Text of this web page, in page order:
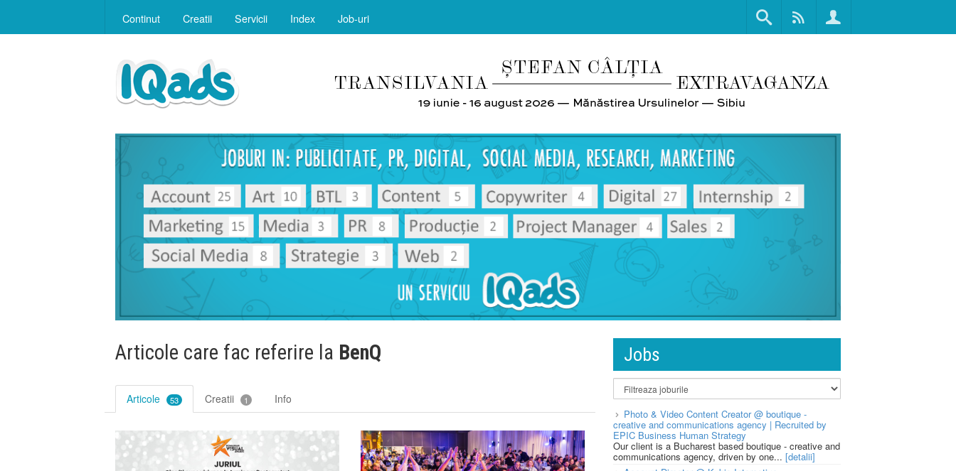
Continut Creatii Servicii Index Job-uri
Articole care fac referire la BenQ
Articole 53 Creatii 1 Info
Jobs
Photo & Video Content Creator @ boutique -
creative and communications agency | Recruited by
EPIC Business Human Strategy
Our client is a Bucharest based boutique - creative and
communications agency, driven by one... [detalii]